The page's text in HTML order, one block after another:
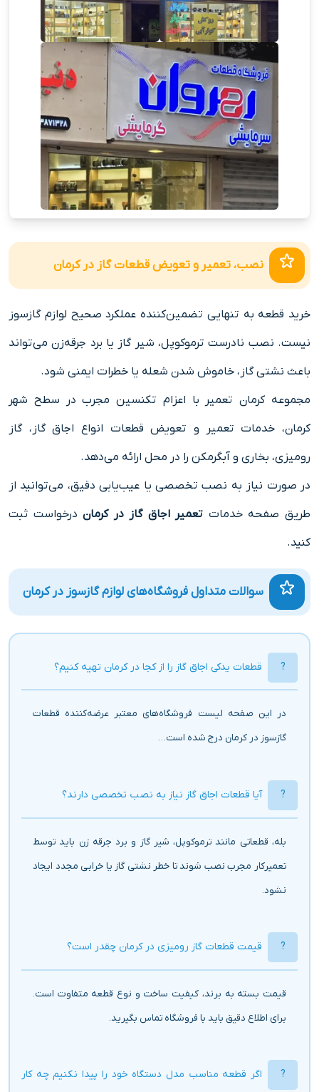
نصب، تعمیر و تعویض قطعات گاز در کرمان
خرید قطعه به تنهایی تضمین‌کننده عملکرد صحیح لوازم گازسوز
نیست. نصب نادرست ترموکوپل، شیر گاز یا برد جرقه‌زن می‌تواند
باعث نشتی گاز، خاموش شدن شعله یا خطرات ایمنی شود.
مجموعه کرمان تعمیر با اعزام تکنسین مجرب در سطح شهر
کرمان، خدمات تعمیر و تعویض قطعات انواع اجاق گاز، گاز
رومیزی، بخاری و آبگرمکن را در محل ارائه می‌دهد.
در صورت نیاز به نصب تخصصی یا عیب‌یابی دقیق، می‌توانید از
طریق صفحه خدمات تعمیر اجاق گاز در کرماندرخواست ثبت
کنید.
سوالات متداول فروشگاه‌های لوازم گازسوز در کرمان
قطعات یدکی اجاق گاز را از کجا در کرمان تهیه کنیم؟
در این صفحه لیست فروشگاه‌های معتبر عرضه‌کننده قطعات
گازسوز در کرمان درج شده است…
آیا قطعات اجاق گاز نیاز به نصب تخصصی دارند؟
بله، قطعاتی مانند ترموکوپل، شیر گاز و برد جرقه زن باید توسط
تعمیرکار مجرب نصب شوند تا خطر نشتی گاز یا خرابی مجدد ایجاد
نشود.
قیمت قطعات گاز رومیزی در کرمان چقدر است؟
قیمت بسته به برند، کیفیت ساخت و نوع قطعه متفاوت است.
برای اطلاع دقیق باید با فروشگاه تماس بگیرید.
اگر قطعه مناسب مدل دستگاه خود را پیدا نکنیم چه کار